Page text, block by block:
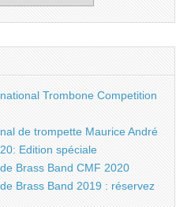
Trombone Competition
de trompette Maurice André
Edition spéciale
Brass Band CMF 2020
Brass Band 2019 : réservez